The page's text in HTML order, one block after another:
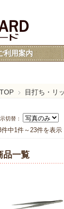
利用案内
TOP 目打ち・リ
切替：
件中1件～23件を表示
品一覧